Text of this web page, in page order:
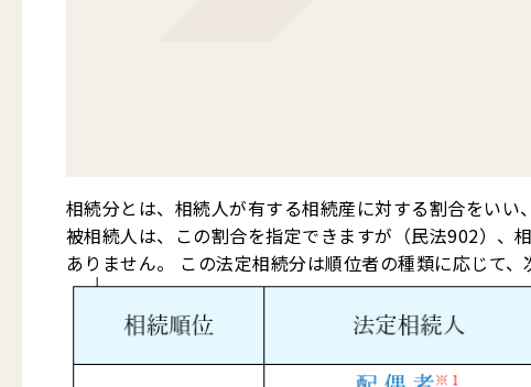
相続分とは、相続人が有する相続産に対する割合をいい
被相続人は、この割合を指定できますが（民法902）、
ありません。 この法定相続分は順位者の種類に応じて、